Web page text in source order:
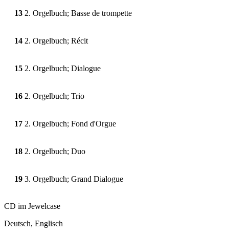
13 2. Orgelbuch; Basse de trompette
14 2. Orgelbuch; Récit
15 2. Orgelbuch; Dialogue
16 2. Orgelbuch; Trio
17 2. Orgelbuch; Fond d'Orgue
18 2. Orgelbuch; Duo
19 3. Orgelbuch; Grand Dialogue
CD im Jewelcase
Deutsch, Englisch